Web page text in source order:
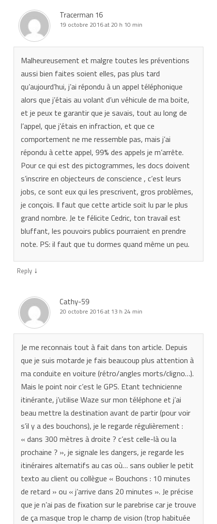
Tracerman 16
19 octobre 2016 at 20 h 10 min
Malheureusement et malgre toutes les préventions
aussi bien faites soient elles, pas plus tard
qu’aujourd’hui, j’ai répondu à un appel téléphonique
alors que j’étais au volant d’un véhicule de ma boite,
et je peux te garantir que je savais, tout au long de
l’appel, que j’étais en infraction, et que ce
comportement ne me ressemble pas, mais j’ai
répondu à cette appel, 99% des appels je m’arrête.
Pour ce qui est des pictogrammes, les docs doivent
s’inscrire en objecteurs de conscience , c’est leurs
jobs, ce sont eux qui les prescrivent, gros problèmes,
je conçois. Il faut que cette article soit lu par le plus
grand nombre. Je te félicite Cedric, ton travail est
bluffant, les pouvoirs publics pourraient en prendre
note. PS: il faut que tu dormes quand même un peu.
Reply ↓
Cathy-59
20 octobre 2016 at 13 h 24 min
Je me reconnais tout à fait dans ton article. Depuis
que je suis motarde je fais beaucoup plus attention à
ma conduite en voiture (rétro/angles morts/cligno…).
Mais le point noir c’est le GPS. Etant technicienne
itinérante, j’utilise Waze sur mon téléphone et j’ai
beau mettre la destination avant de partir (pour voir
s’il y a des bouchons), je le regarde régulièrement :
« dans 300 mètres à droite ? c’est celle-là ou la
prochaine ? », je signale les dangers, je regarde les
itinéraires alternatifs au cas où… sans oublier le petit
texto au client ou collègue « Bouchons : 10 minutes
de retard » ou « j’arrive dans 20 minutes ». Je précise
que je n’ai pas de fixation sur le parebrise car je trouve
de ça masque trop le champ de vision (trop habituée